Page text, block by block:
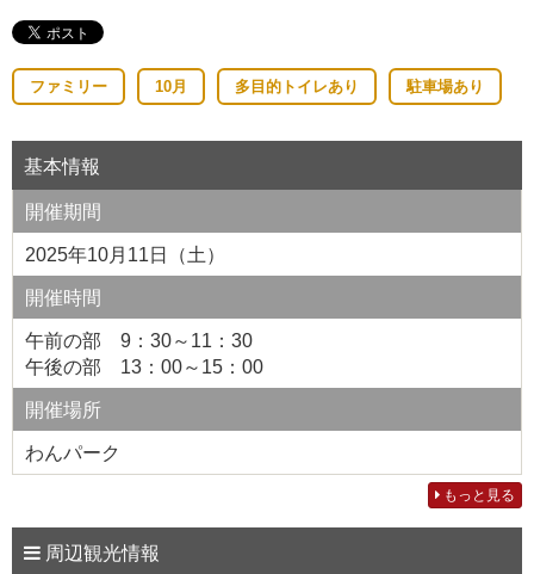
ファミリー 10月 多目的トイレあり 駐車場あり
基本情報
開催期間
2025年10月11日（土）
開催時間
午前の部 9：30～11：30
午後の部 13：00～15：00
開催場所
わんパーク
もっと見る
周辺観光情報